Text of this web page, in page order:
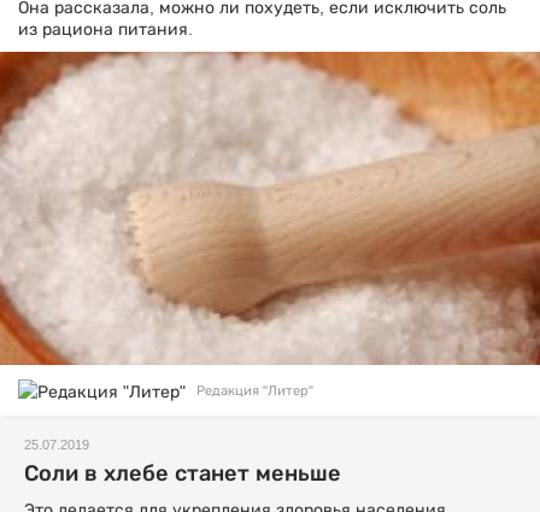
Она рассказала, можно ли похудеть, если исключить соль
из рациона питания.
Редакция "Литер"
25.07.2019
Соли в хлебе станет меньше